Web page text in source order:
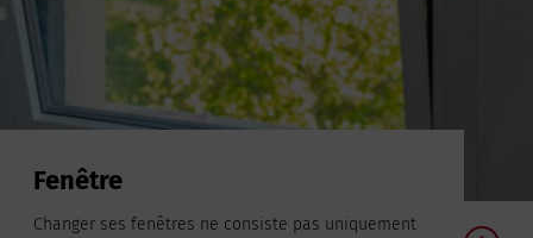
Fenêtre
Changer ses fenêtres ne consiste pas uniquement